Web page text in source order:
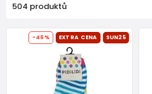
504 produktů
-46% EXTRA CENA SUN25